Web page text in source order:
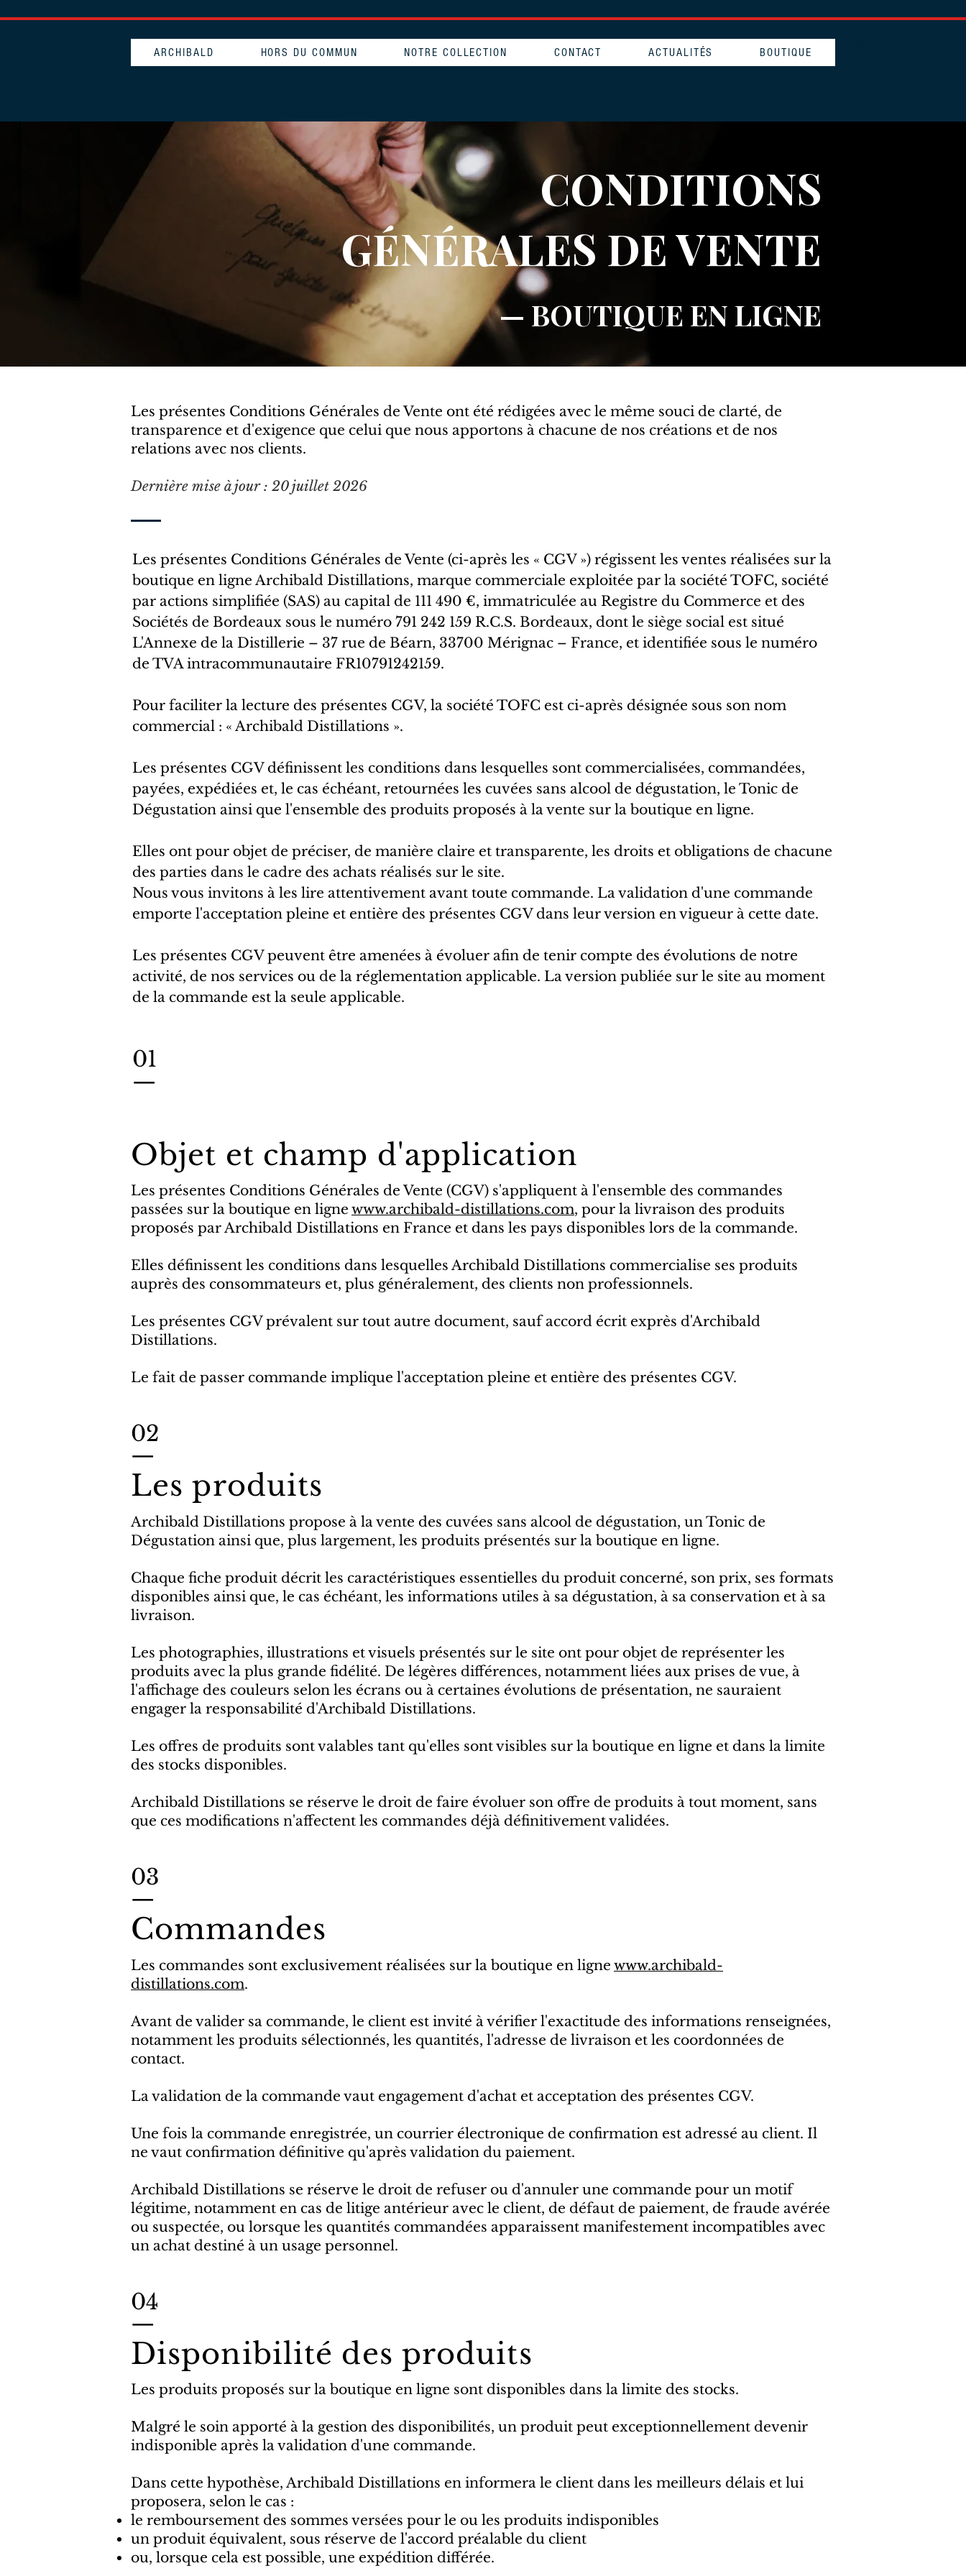
ARCHIBALD HORS DU COMMUN NOTRE COLLECTION CONTACT ACTUALITÉS BOUTIQUE
CONDITIONS
GÉNÉRALES DE VENTE
— BOUTIQUE EN LIGNE
Les présentes Conditions Générales de Vente ont été rédigées avec le même souci de clarté, de
transparence et d'exigence que celui que nous apportons à chacune de nos créations et de nos
relations avec nos clients.
Dernière mise à jour : 20 juillet 2026
Les présentes Conditions Générales de Vente (ci-après les « CGV ») régissent les ventes réalisées sur la
boutique en ligne Archibald Distillations, marque commerciale exploitée par la société TOFC, société
par actions simplifiée (SAS) au capital de 111 490 €, immatriculée au Registre du Commerce et des
Sociétés de Bordeaux sous le numéro 791 242 159 R.C.S. Bordeaux, dont le siège social est situé
L'Annexe de la Distillerie – 37 rue de Béarn, 33700 Mérignac – France, et identifiée sous le numéro
de TVA intracommunautaire FR10791242159.
Pour faciliter la lecture des présentes CGV, la société TOFC est ci-après désignée sous son nom
commercial : « Archibald Distillations ».
Les présentes CGV définissent les conditions dans lesquelles sont commercialisées, commandées,
payées, expédiées et, le cas échéant, retournées les cuvées sans alcool de dégustation, le Tonic de
Dégustation ainsi que l'ensemble des produits proposés à la vente sur la boutique en ligne.
Elles ont pour objet de préciser, de manière claire et transparente, les droits et obligations de chacune
des parties dans le cadre des achats réalisés sur le site.
Nous vous invitons à les lire attentivement avant toute commande. La validation d'une commande
emporte l'acceptation pleine et entière des présentes CGV dans leur version en vigueur à cette date.
Les présentes CGV peuvent être amenées à évoluer afin de tenir compte des évolutions de notre
activité, de nos services ou de la réglementation applicable. La version publiée sur le site au moment
de la commande est la seule applicable.
01
—
Objet et champ d'application
Les présentes Conditions Générales de Vente (CGV) s'appliquent à l'ensemble des commandes
passées sur la boutique en ligne www.archibald-distillations.com, pour la livraison des produits
proposés par Archibald Distillations en France et dans les pays disponibles lors de la commande.
Elles définissent les conditions dans lesquelles Archibald Distillations commercialise ses produits
auprès des consommateurs et, plus généralement, des clients non professionnels.
Les présentes CGV prévalent sur tout autre document, sauf accord écrit exprès d'Archibald
Distillations.
Le fait de passer commande implique l'acceptation pleine et entière des présentes CGV.
02
—
Les produits
Archibald Distillations propose à la vente des cuvées sans alcool de dégustation, un Tonic de
Dégustation ainsi que, plus largement, les produits présentés sur la boutique en ligne.
Chaque fiche produit décrit les caractéristiques essentielles du produit concerné, son prix, ses formats
disponibles ainsi que, le cas échéant, les informations utiles à sa dégustation, à sa conservation et à sa
livraison.
Les photographies, illustrations et visuels présentés sur le site ont pour objet de représenter les
produits avec la plus grande fidélité. De légères différences, notamment liées aux prises de vue, à
l'affichage des couleurs selon les écrans ou à certaines évolutions de présentation, ne sauraient
engager la responsabilité d'Archibald Distillations.
Les offres de produits sont valables tant qu'elles sont visibles sur la boutique en ligne et dans la limite
des stocks disponibles.
Archibald Distillations se réserve le droit de faire évoluer son offre de produits à tout moment, sans
que ces modifications n'affectent les commandes déjà définitivement validées.
03
—
Commandes
Les commandes sont exclusivement réalisées sur la boutique en ligne www.archibald-
distillations.com.
Avant de valider sa commande, le client est invité à vérifier l'exactitude des informations renseignées,
notamment les produits sélectionnés, les quantités, l'adresse de livraison et les coordonnées de
contact.
La validation de la commande vaut engagement d'achat et acceptation des présentes CGV.
Une fois la commande enregistrée, un courrier électronique de confirmation est adressé au client. Il
ne vaut confirmation définitive qu'après validation du paiement.
Archibald Distillations se réserve le droit de refuser ou d'annuler une commande pour un motif
légitime, notamment en cas de litige antérieur avec le client, de défaut de paiement, de fraude avérée
ou suspectée, ou lorsque les quantités commandées apparaissent manifestement incompatibles avec
un achat destiné à un usage personnel.
04
—
Disponibilité des produits
Les produits proposés sur la boutique en ligne sont disponibles dans la limite des stocks.
Malgré le soin apporté à la gestion des disponibilités, un produit peut exceptionnellement devenir
indisponible après la validation d'une commande.
Dans cette hypothèse, Archibald Distillations en informera le client dans les meilleurs délais et lui
proposera, selon le cas :
le remboursement des sommes versées pour le ou les produits indisponibles
un produit équivalent, sous réserve de l'accord préalable du client
ou, lorsque cela est possible, une expédition différée.